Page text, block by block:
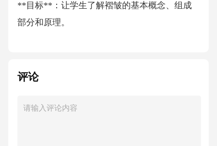
**目标**：让学生了解褶皱的基本概念、组成
部分和原理。
讲解定义：褶皱是岩层在挤压力作用下发生塑
评论